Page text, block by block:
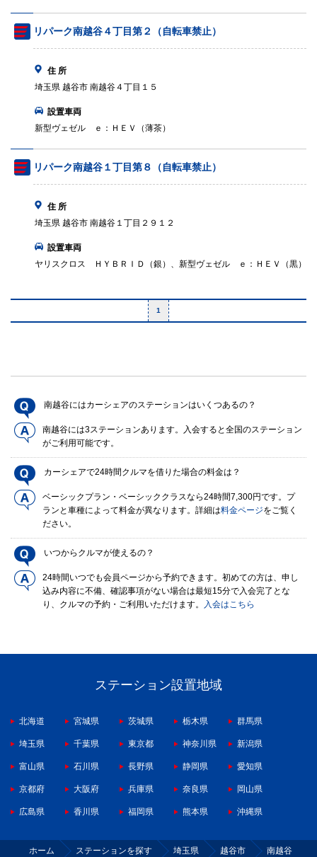
リパーク南越谷４丁目第２（自転車禁止）
住 所
埼玉県 越谷市 南越谷４丁目１５
設置車両
新型ヴェゼル ｅ：ＨＥＶ（薄茶）
リパーク南越谷１丁目第８（自転車禁止）
住 所
埼玉県 越谷市 南越谷１丁目２９１２
設置車両
ヤリスクロス ＨＹＢＲＩＤ（銀）、新型ヴェゼル ｅ：ＨＥＶ（黒）
1
南越谷にはカーシェアのステーションはいくつあるの？
南越谷には3ステーションあります。入会すると全国のステーション
がご利用可能です。
カーシェアで24時間クルマを借りた場合の料金は？
ベーシックプラン・ベーシッククラスなら24時間7,300円です。プ
ランと車種によって料金が異なります。詳細は料金ページをご覧く
ださい。
いつからクルマが使えるの？
24時間いつでも会員ページから予約できます。初めての方は、申し
込み内容に不備、確認事項がない場合は最短15分で入会完了とな
り、クルマの予約・ご利用いただけます。
入会はこちら
ステーション設置地域
北海道 宮城県 茨城県 栃木県 群馬県
埼玉県 千葉県 東京都 神奈川県 新潟県
富山県 石川県 長野県 静岡県 愛知県
京都府 大阪府 兵庫県 奈良県 岡山県
広島県 香川県 福岡県 熊本県 沖縄県
ホーム ステーションを探す 埼玉県 越谷市 南越谷